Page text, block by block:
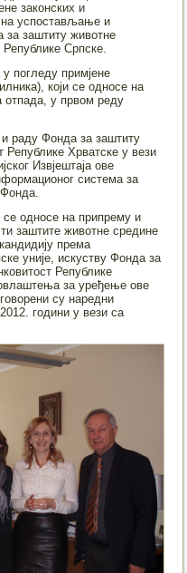
законских и
на успостављање и
за заштиту животне
Српске.
погледу примјене
који се односе на
отпада, у првом реду
и раду Фонда за заштиту
Републике Хрватске у вези
Извјештаја ове
система за
се односе на припрему и
заштите животне средине
према
уније, искуству Фонда за
Републике
за уређење ове
су наредни
години у вези са